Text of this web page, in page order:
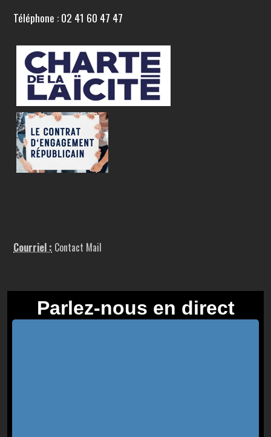
Téléphone : 02 41 60 47 47
Courriel : Contact Mail